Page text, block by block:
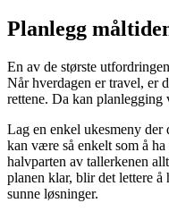
Planlegg
En av de største
Når hverdagen er travel, er
rettene. Da kan
Lag en enkel ukesmeny der
kan være så enkelt som å
halvparten av tallerkenen
planen klar, blir det lettere
sunne løsninger.